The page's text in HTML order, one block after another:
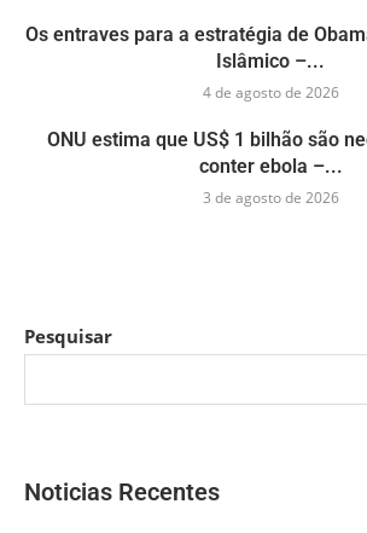
Os entraves para a estratégia de
Islâmico –...
4 de agosto de 2026
ONU estima que US$ 1 bilhão são
conter ebola –...
3 de agosto de 2026
Pesquisar
Noticias Recentes